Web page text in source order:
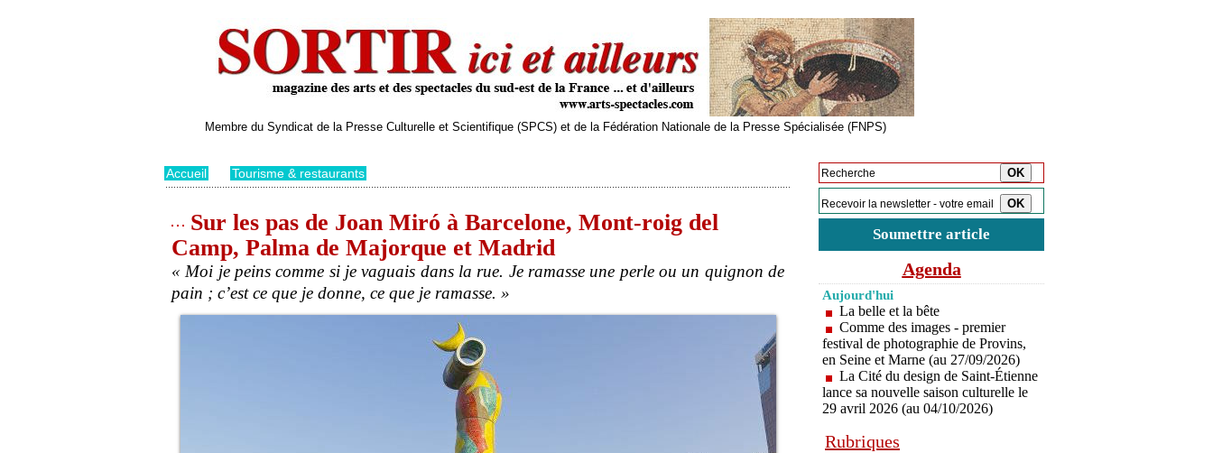
Membre du Syndicat de la Presse Culturelle et Scientifique (SPCS) et de la Fédération Nationale de la Presse Spécialisée (FNPS)
Accueil Tourisme & restaurants
Sur les pas de Joan Miró à Barcelone, Mont-roig del
Camp, Palma de Majorque et Madrid
« Moi je peins comme si je vaguais dans la rue. Je ramasse une perle ou un quignon de
pain ; c’est ce que je donne, ce que je ramasse. »
Soumettre article
Agenda
Aujourd'hui
La belle et la bête
Comme des images - premier
festival de photographie de Provins,
en Seine et Marne (au 27/09/2026)
La Cité du design de Saint-Étienne
lance sa nouvelle saison culturelle le
29 avril 2026 (au 04/10/2026)
Rubriques